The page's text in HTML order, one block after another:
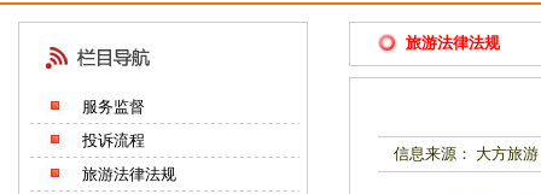
服务监督
投诉流程
旅游法律法规
旅游法律法规
信息来源： 大方旅游